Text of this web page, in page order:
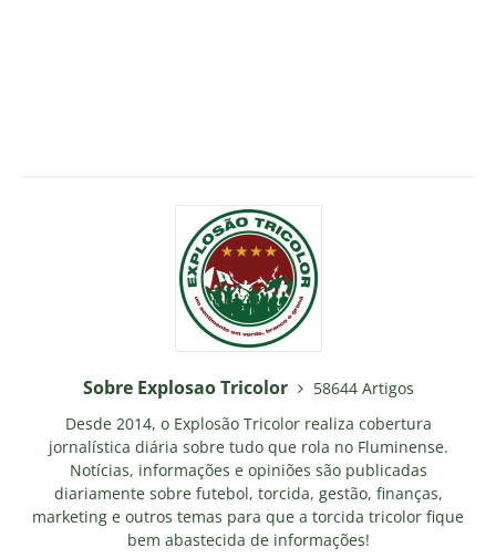
Sobre Explosao Tricolor
58644 Artigos
Desde 2014, o Explosão Tricolor realiza cobertura
jornalística diária sobre tudo que rola no Fluminense.
Notícias, informações e opiniões são publicadas
diariamente sobre futebol, torcida, gestão, finanças,
marketing e outros temas para que a torcida tricolor fique
bem abastecida de informações!